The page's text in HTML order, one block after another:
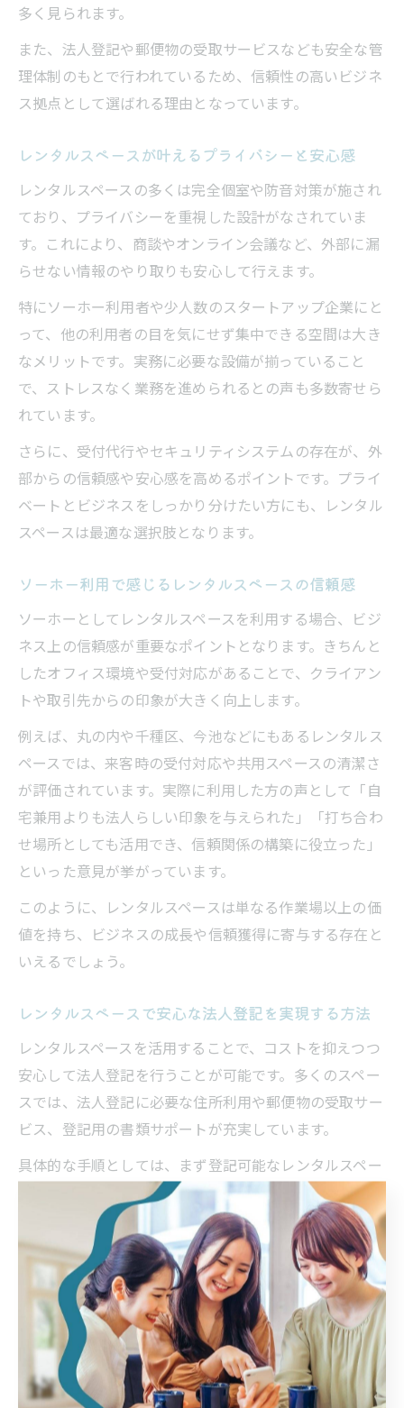
多く見られます。
また、法人登記や郵便物の受取サービスなども安全な管
理体制のもとで行われているため、信頼性の高いビジネ
ス拠点として選ばれる理由となっています。
レンタルスペースが叶えるプライバシーと安心感
レンタルスペースの多くは完全個室や防音対策が施され
ており、プライバシーを重視した設計がなされていま
す。これにより、商談やオンライン会議など、外部に漏
らせない情報のやり取りも安心して行えます。
特にソーホー利用者や少人数のスタートアップ企業にと
って、他の利用者の目を気にせず集中できる空間は大き
なメリットです。実務に必要な設備が揃っていること
で、ストレスなく業務を進められるとの声も多数寄せら
れています。
さらに、受付代行やセキュリティシステムの存在が、外
部からの信頼感や安心感を高めるポイントです。プライ
ベートとビジネスをしっかり分けたい方にも、レンタル
スペースは最適な選択肢となります。
ソーホー利用で感じるレンタルスペースの信頼感
ソーホーとしてレンタルスペースを利用する場合、ビジ
ネス上の信頼感が重要なポイントとなります。きちんと
したオフィス環境や受付対応があることで、クライアン
トや取引先からの印象が大きく向上します。
例えば、丸の内や千種区、今池などにもあるレンタルス
ペースでは、来客時の受付対応や共用スペースの清潔さ
が評価されています。実際に利用した方の声として「自
宅兼用よりも法人らしい印象を与えられた」「打ち合わ
せ場所としても活用でき、信頼関係の構築に役立った」
といった意見が挙がっています。
このように、レンタルスペースは単なる作業場以上の価
値を持ち、ビジネスの成長や信頼獲得に寄与する存在と
いえるでしょう。
レンタルスペースで安心な法人登記を実現する方法
レンタルスペースを活用することで、コストを抑えつつ
安心して法人登記を行うことが可能です。多くのスペー
スでは、法人登記に必要な住所利用や郵便物の受取サー
ビス、登記用の書類サポートが充実しています。
具体的な手順としては、まず登記可能なレンタルスペー
スを選び、契約時に必要書類を提出します。その後、登
記先住所の利用開始とともに、郵便物の管理や受付代行
サービスが利用できるようになります。これにより、自
宅住所を公開せずに済み、プライバシーとセキュリティ
を両立できます。
利用者からは「初期費用や月額費用が抑えられ、安心し
て法人登記ができた」「登記後も事業拡大に合わせて柔
軟にスペースを選べる」といった満足の声が寄せられて